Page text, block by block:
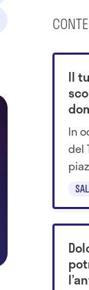
Il
In
del